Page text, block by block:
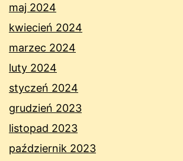
maj 2024
kwiecień 2024
marzec 2024
luty 2024
styczeń 2024
grudzień 2023
listopad 2023
październik 2023